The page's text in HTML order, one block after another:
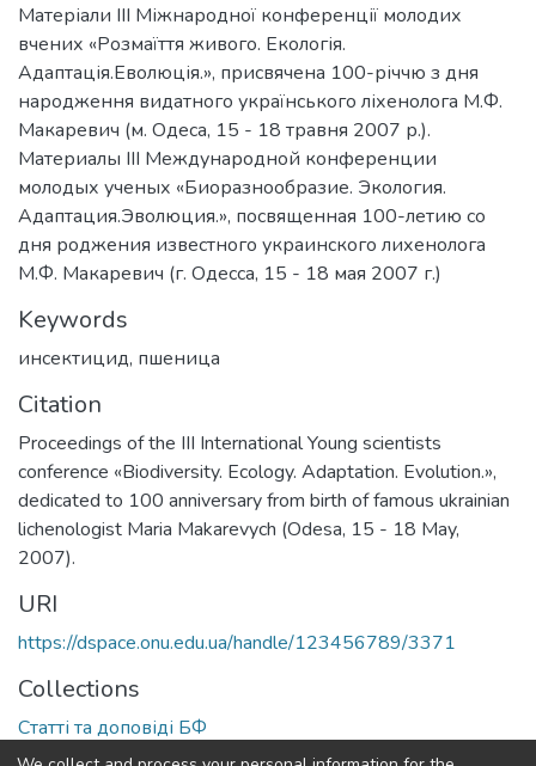
Матеріали IІI Міжнародної конференції молодих
вчених «Розмаїття живого. Екологія.
Адаптація.Еволюція.», присвячена 100-річчю з дня
народження видатного українського ліхенолога М.Ф.
Макаревич (м. Одеса, 15 - 18 травня 2007 р.).
Материалы IІI Международной конференции
молодых ученых «Биоразнообразие. Экология.
Адаптация.Эволюция.», посвященная 100-летию со
дня роджения известного украинского лихенолога
М.Ф. Макаревич (г. Одесса, 15 - 18 мая 2007 г.)
Keywords
инсектицид, пшеница
Citation
Proceedings of the III International Young scientists
conference «Biodiversity. Ecology. Adaptation. Evolution.»,
dedicated to 100 anniversary from birth of famous ukrainian
lichenologist Maria Makarevych (Odesa, 15 - 18 May,
2007).
URI
https://dspace.onu.edu.ua/handle/123456789/3371
Collections
Статті та доповіді БФ